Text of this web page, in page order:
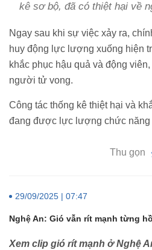
kê sơ bộ, đã có thiệt hại về
Ngay sau khi sự việc xảy ra,
huy động lực lượng xuống hiện
khắc phục hậu quả và động
người tử vong.
Công tác thống kê thiệt hại và
đang được lực lượng chức năng
Thu gọn
29/09/2025 | 07:47
Nghệ An: Gió vẫn rít mạnh từng
Xem clip gió rít mạnh ở Nghệ